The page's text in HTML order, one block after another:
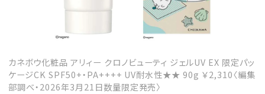
カネボウ化粧品 アリィー クロノビューティ ジェルUV EX 限定パッ
ケージCK SPF50+・PA++++ UV耐水性★★ 90g ￥2,310〈編集
部調べ・2026年3月21日数量限定発売〉